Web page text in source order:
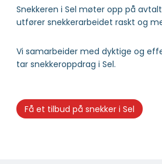
Snekkeren i Sel møter opp på
utfører snekkerarbeidet raskt og
Vi samarbeider med dyktige og
tar snekkeroppdrag i Sel.
Få et tilbud på snekker i Sel